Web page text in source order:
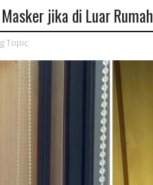
jika di Luar
Topic